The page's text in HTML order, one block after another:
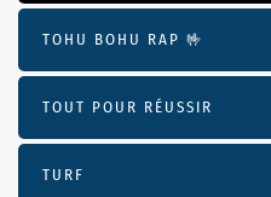
TOHU BOHU RAP 🤟
TOUT POUR RÉUSSIR
TURF